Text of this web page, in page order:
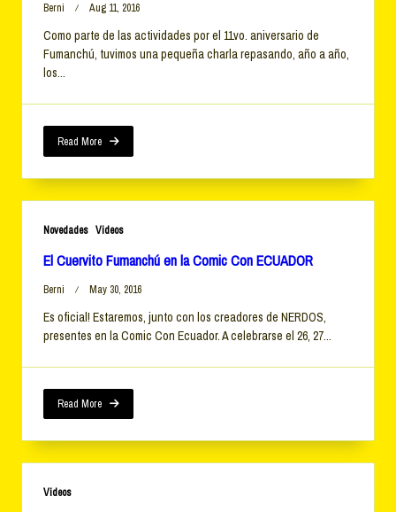
Berni Aug 11, 2016
Como parte de las actividades por el 11vo. aniversario de
Fumanchú, tuvimos una pequeña charla repasando, año a año,
los...
Read More
Novedades Videos
El Cuervito Fumanchú en la Comic Con ECUADOR
Berni May 30, 2016
Es oficial! Estaremos, junto con los creadores de NERDOS,
presentes en la Comic Con Ecuador. A celebrarse el 26, 27...
Read More
Videos